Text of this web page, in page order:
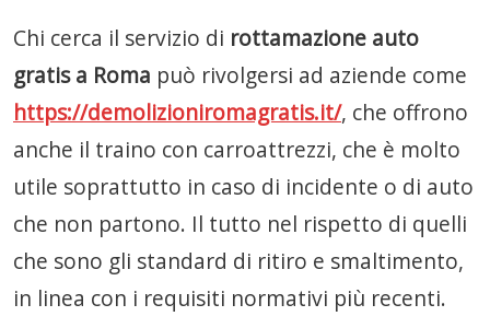
Chi cerca il servizio di rottamazione auto
gratis a Roma può rivolgersi ad aziende come
https://demolizioniromagratis.it/, che offrono
anche il traino con carroattrezzi, che è molto
utile soprattutto in caso di incidente o di auto
che non partono. Il tutto nel rispetto di quelli
che sono gli standard di ritiro e smaltimento,
in linea con i requisiti normativi più recenti.